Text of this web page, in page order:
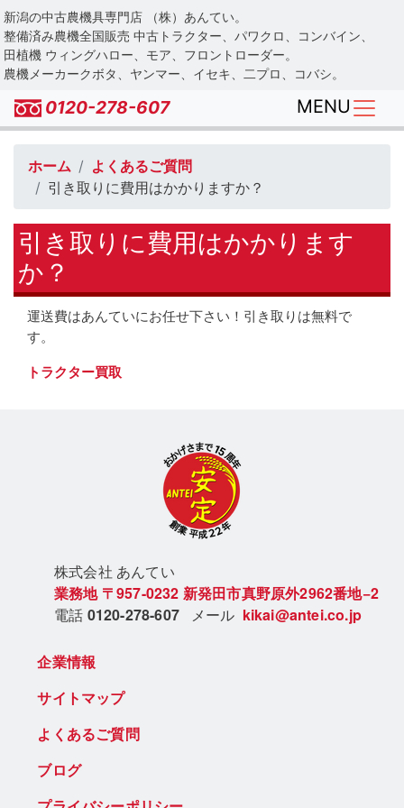
Skip
to
main
content
新潟の中古農機具専門店 （株）あんてい。
整備済み農機全国販売 中古トラクター、パワクロ、コンバイン、
田植機 ウィングハロー、モア、フロントローダー。
農機メーカークボタ、ヤンマー、イセキ、二プロ、コバシ。
0120-278-607 MENU
ホーム
よくあるご質問
引き取りに費用はかかりますか？
引き取りに費用はかかります
か？
運送費はあんていにお任せ下さい！引き取りは無料で
す。
トラクター買取
株式会社 あんてい
業務地 〒957-0232 新発田市真野原外2962番地−2
電話 0120-278-607 メール kikai@antei.co.jp
企業情報
サイトマップ
よくあるご質問
ブログ